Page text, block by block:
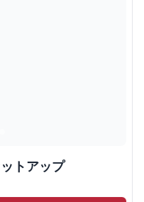
トアップ